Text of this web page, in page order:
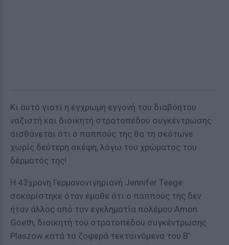
Κι αυτό γιατί η έγχρωμη εγγονή του διαβόητου
ναζιστή και διοικητή στρατοπέδου συγκέντρωσης
αισθάνεται ότι ο παππούς της θα τη σκότωνε
χωρίς δεύτερη σκέψη, λόγω του χρώματος του
δέρματός της!
Η 43χρονη Γερμανονιγηριανή Jennifer Teege
σοκαρίστηκε όταν έμαθε ότι ο παππούς της δεν
ήταν άλλος από τον εγκληματία πολέμου Amon
Goeth, διοικητή του στρατοπέδου συγκέντρωσης
Plaszow κατά τα ζοφερά τεκταινόμενα του Β'